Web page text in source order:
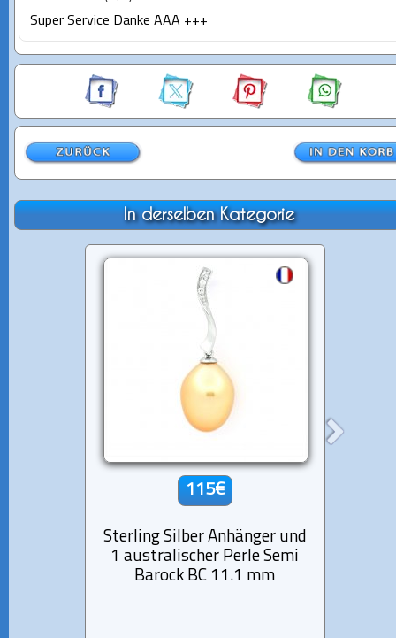
Super Service Danke AAA +++
In derselben Kategorie
115€
Sterling Silber Anhänger und
1 australischer Perle Semi
Barock BC 11.1 mm